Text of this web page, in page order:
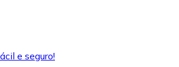
e seguro!